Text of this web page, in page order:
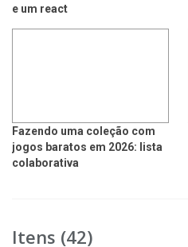
e um react
Fazendo uma coleção com
jogos baratos em 2026: lista
colaborativa
Itens (42)